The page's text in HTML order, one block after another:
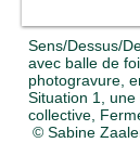
Sens/Dessus/
avec balle de
photogravure,
Situation 1, une
collective,
© Sabine